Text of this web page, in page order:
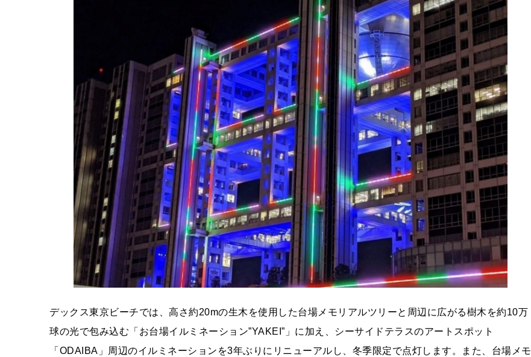
デックス東京ビーチでは、高さ約20mの生木を使用した台場メモリアルツリーと周辺に広がる樹木を約10万
球の光で包み込む「お台場イルミネーション”YAKEI”」に加え、シーサイドテラスのアートスポット
「ODAIBA」周辺のイルミネーションを3年ぶりにリニューアルし、冬季限定で点灯します。また、台場メモ